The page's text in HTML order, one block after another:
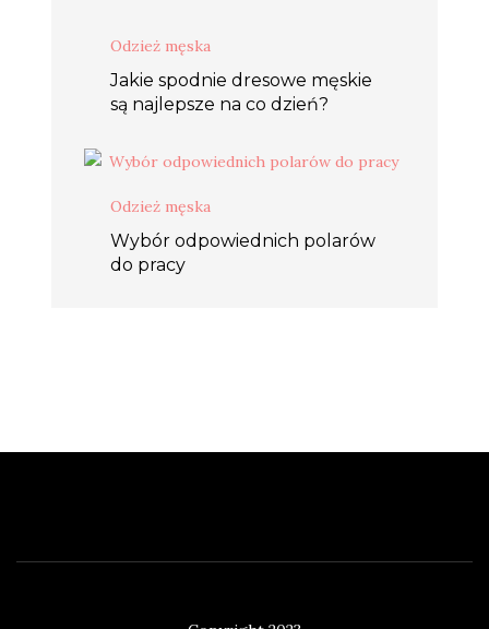
Odzież męska
Jakie spodnie dresowe męskie
są najlepsze na co dzień?
Odzież męska
Wybór odpowiednich polarów
do pracy